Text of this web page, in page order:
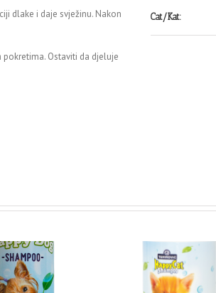
dlake i daje svježinu. Nakon
Ostaviti da djeluje
Cat/Kat: